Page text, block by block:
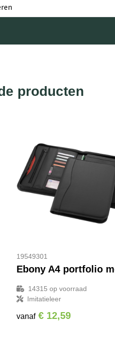
producten
19549301
14315 op voorraad
Imitatieleer
vanaf € 12,59